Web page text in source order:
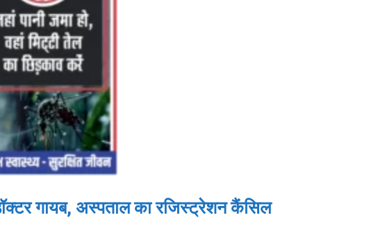
गायब, अस्पताल का रजिस्ट्रेशन कैंसिल